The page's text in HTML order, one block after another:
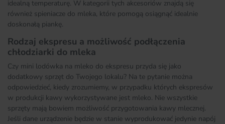
idealną temperaturę. W kategorii tych akcesoriów znajdą się
również spieniacze do mleka, które pomogą osiągnąć idealnie
doskonałą piankę.
Rodzaj ekspresu a możliwość podłączenia
chłodziarki do mleka
Czy mini lodówka na mleko do ekspresu przyda się jako
dodatkowy sprzęt do Twojego lokalu? Na te pytanie można
odpowiedzieć, kiedy zrozumiemy, w przypadku których ekspresów
w produkcji kawy wykorzystywane jest mleko. Nie wszystkie
sprzęty mają bowiem możliwość przygotowania kawy mlecznej.
Jeśli dane urządzenie będzie w stanie wyprodukować jedynie napój